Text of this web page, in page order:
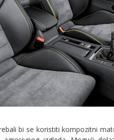
bi se koristiti kompozitni